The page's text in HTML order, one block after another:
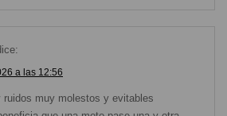
a las 12:56
ruidos muy molestos y evitables